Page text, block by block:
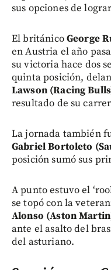
sus opciones de
El británicoGeorge
en Austria el año
su victoria hace dos
quinta posición,
Lawson (Racing
resultado de su
La jornada también
Gabriel Bortoleto
posición sumó sus
A punto estuvo el
se topó con la
Alonso (Aston
ante el asalto del
del asturiano.